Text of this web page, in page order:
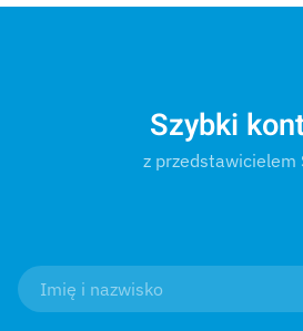
Szybki
z przedstawicielem